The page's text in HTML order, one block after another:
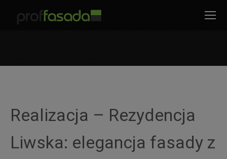
Realizacja – Rezydencja
Liwska: elegancja fasady z